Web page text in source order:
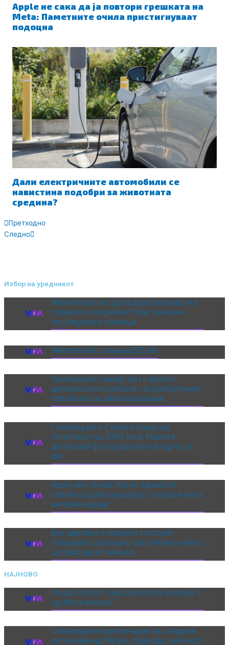
Apple не сака да ја повтори грешката на
Meta: Паметните очила пристигнуваат
подоцна
Дали електричните автомобили се
навистина подобри за животната
средина?
Prev
Претходно
Следно
Next
Избор на уредникот
Жените кои не одговараат веднаш на
пораки се посреќни? Нов тренд на
поставување граници
Webmind.mk станува BIZLife
Компаниите сакаат да го вратат
дружењето по работа, но вработените
повеќе не се заинтересирани
Генерацијата Z враќа тренд од
почетокот на 2000-тите: Малите
дигитални фотоапарати повторно се
хит
Apple или Nvidia: Кој ќе заработи
повеќе од револуцијата со вештачката
интелигенција?
Без адитиви и скриени состојки:
Направете домашно растително млеко
за само десет минути
НАЈНОВО
Зошто светот сака да ископа хелиум-3
од Месечината?
5 италијански дестинации за совршен
летен викенд: Море, природа, уметност